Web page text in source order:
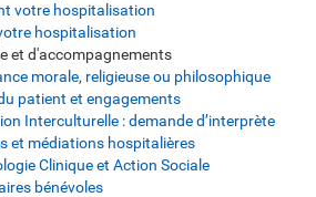
votre hospitalisation
hospitalisation
et d'accompagnements
morale, religieuse ou philosophique
patient et engagements
Interculturelle : demande d’interprète
et médiations hospitalières
Clinique et Action Sociale
bénévoles